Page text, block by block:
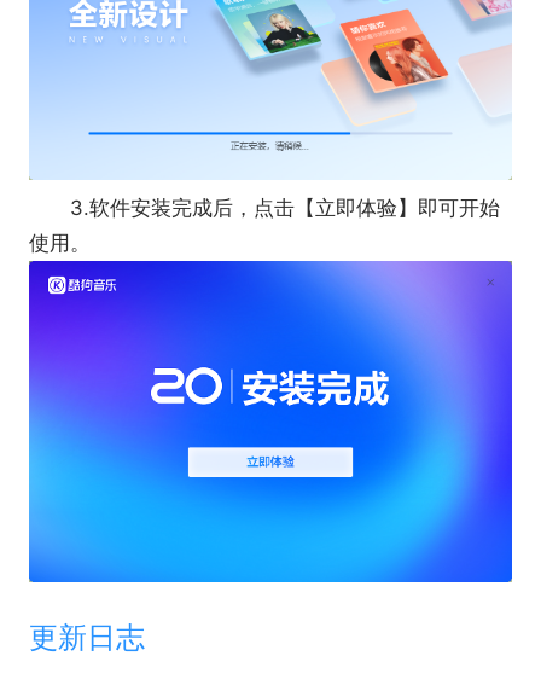
一键即可让电脑上的文件、文件夹分区显示，让
凌乱的桌面变得干净整洁，还可以按照喜好进行个性
化整理。
3.软件安装完成后，点击【立即体验】即可开始
使用。
更新日志